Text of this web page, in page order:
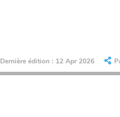
Dernière édition : 12 Apr 2026